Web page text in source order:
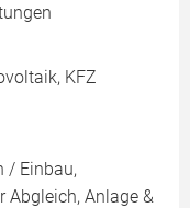
KFZ
/ Einbau,
Abgleich, Anlage &